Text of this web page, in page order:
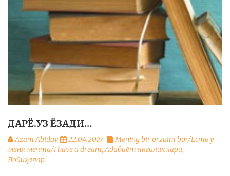
ДАРЁ.УЗ ЁЗАДИ…
Azam Abidov 22.04.2019
Mening bir orzuim bor/Есть у
меня мечта/I have a dream,Адабиёт янгиликлари,
Лойиҳалар